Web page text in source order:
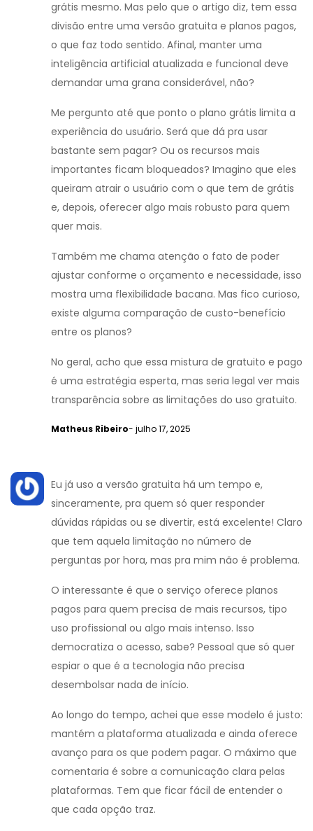
grátis mesmo. Mas pelo que o artigo diz, tem essa
divisão entre uma versão gratuita e planos pagos,
o que faz todo sentido. Afinal, manter uma
inteligência artificial atualizada e funcional deve
demandar uma grana considerável, não?
Me pergunto até que ponto o plano grátis limita a
experiência do usuário. Será que dá pra usar
bastante sem pagar? Ou os recursos mais
importantes ficam bloqueados? Imagino que eles
queiram atrair o usuário com o que tem de grátis
e, depois, oferecer algo mais robusto para quem
quer mais.
Também me chama atenção o fato de poder
ajustar conforme o orçamento e necessidade, isso
mostra uma flexibilidade bacana. Mas fico curioso,
existe alguma comparação de custo-benefício
entre os planos?
No geral, acho que essa mistura de gratuito e pago
é uma estratégia esperta, mas seria legal ver mais
transparência sobre as limitações do uso gratuito.
Matheus Ribeiro- julho 17, 2025
Eu já uso a versão gratuita há um tempo e,
sinceramente, pra quem só quer responder
dúvidas rápidas ou se divertir, está excelente! Claro
que tem aquela limitação no número de
perguntas por hora, mas pra mim não é problema.
O interessante é que o serviço oferece planos
pagos para quem precisa de mais recursos, tipo
uso profissional ou algo mais intenso. Isso
democratiza o acesso, sabe? Pessoal que só quer
espiar o que é a tecnologia não precisa
desembolsar nada de início.
Ao longo do tempo, achei que esse modelo é justo:
mantém a plataforma atualizada e ainda oferece
avanço para os que podem pagar. O máximo que
comentaria é sobre a comunicação clara pelas
plataformas. Tem que ficar fácil de entender o
que cada opção traz.